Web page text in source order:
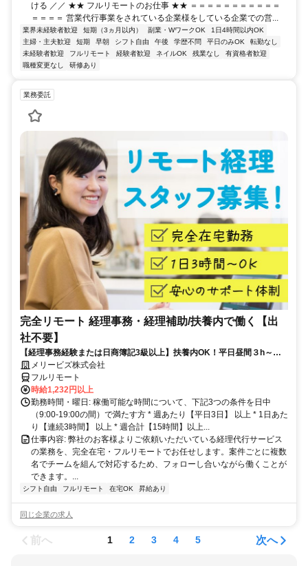
ける ／／ ★★ フルリモートのお仕事 ★★ ＝＝＝＝＝＝＝＝＝＝＝
＝＝＝＝ 営業代行事業をされている企業様をしている企業での営...
業界未経験者歓迎 短期（3ヵ月以内） 副業・WワークOK
1日4時間以内OK
主婦・主夫歓迎
短期 早朝 シフト自由 午後 学歴不問 平日のみOK
転勤なし
未経験者歓迎
フルリモート 経験者歓迎 ネイルOK 残業なし
有資格者歓迎
職種変更なし
研修あり
業務委託
完全リモート 経理事務・経理補助/扶養内で働く【出
社不要】
【経理事務経験または日商簿記3級以上】扶養内OK！平日昼間３h～。
完全在宅で育児・介護中の方も大歓迎♪
メリービズ株式会社
フルリモート
時給1,232円以上
勤務時間・曜日: 稼働可能な時間について、下記3つの条件を日中
（9:00-19:00の間）で満たす方 * 週あたり【平日3日】 以上 * 1日あた
り【連続3時間】 以上 * 週合計【15時間】以上...
仕事内容: 弊社のお客様よりご依頼いただいている経理代行サービス
の業務を、完全在宅・フルリモートでお任せします。案件ごとに複数
名でチームを組んで対応するため、フォローし合いながら働くことが
できます。...
シフト自由 フルリモート 在宅OK 昇給あり
同じ企業の求人
前へ 1 2 3 4 5 次へ